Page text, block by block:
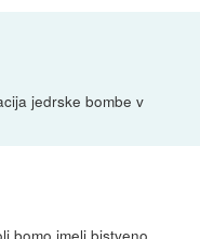
jedrske bombe v